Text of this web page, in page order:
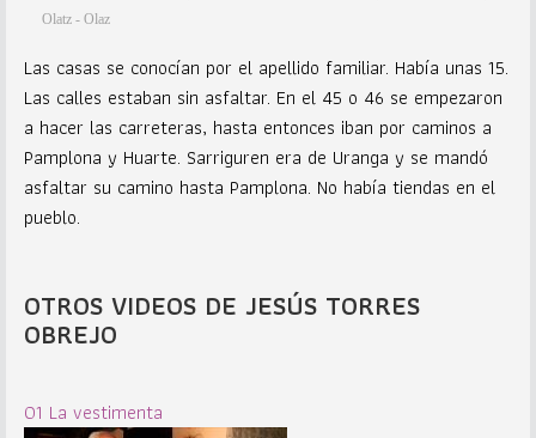
Olatz - Olaz
Las casas se conocían por el apellido familiar. Había unas 15.
Las calles estaban sin asfaltar. En el 45 o 46 se empezaron
a hacer las carreteras, hasta entonces iban por caminos a
Pamplona y Huarte. Sarriguren era de Uranga y se mandó
asfaltar su camino hasta Pamplona. No había tiendas en el
pueblo.
OTROS VIDEOS DE JESÚS TORRES
OBREJO
01 La vestimenta